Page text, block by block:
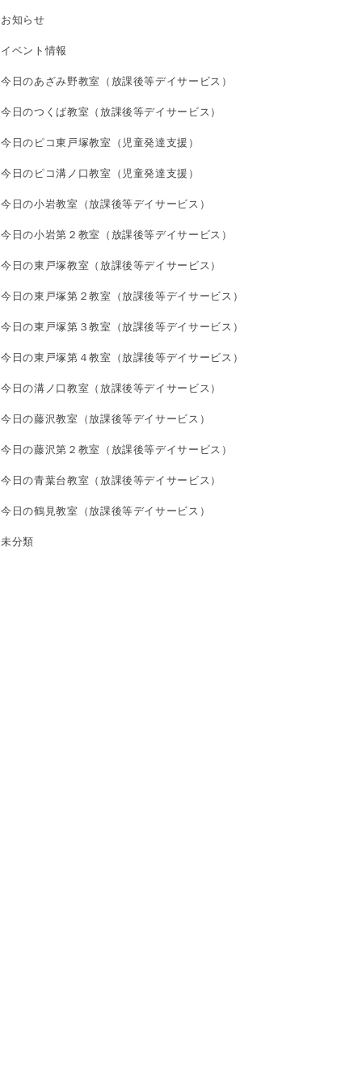
お知らせ
イベント情報
今日のあざみ野教室（放課後等デイサービス）
今日のつくば教室（放課後等デイサービス）
今日のピコ東戸塚教室（児童発達支援）
今日のピコ溝ノ口教室（児童発達支援）
今日の小岩教室（放課後等デイサービス）
今日の小岩第２教室（放課後等デイサービス）
今日の東戸塚教室（放課後等デイサービス）
今日の東戸塚第２教室（放課後等デイサービス）
今日の東戸塚第３教室（放課後等デイサービス）
今日の東戸塚第４教室（放課後等デイサービス）
今日の溝ノ口教室（放課後等デイサービス）
今日の藤沢教室（放課後等デイサービス）
今日の藤沢第２教室（放課後等デイサービス）
今日の青葉台教室（放課後等デイサービス）
今日の鶴見教室（放課後等デイサービス）
未分類